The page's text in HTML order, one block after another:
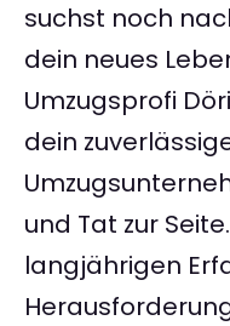
suchst noch
dein neues
Umzugsprofi
dein
und Tat zur
langjährigen